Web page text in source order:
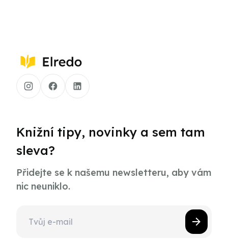
Knižní tipy, novinky a sem tam
sleva?
Přidejte se k našemu newsletteru, aby vám
nic neuniklo.